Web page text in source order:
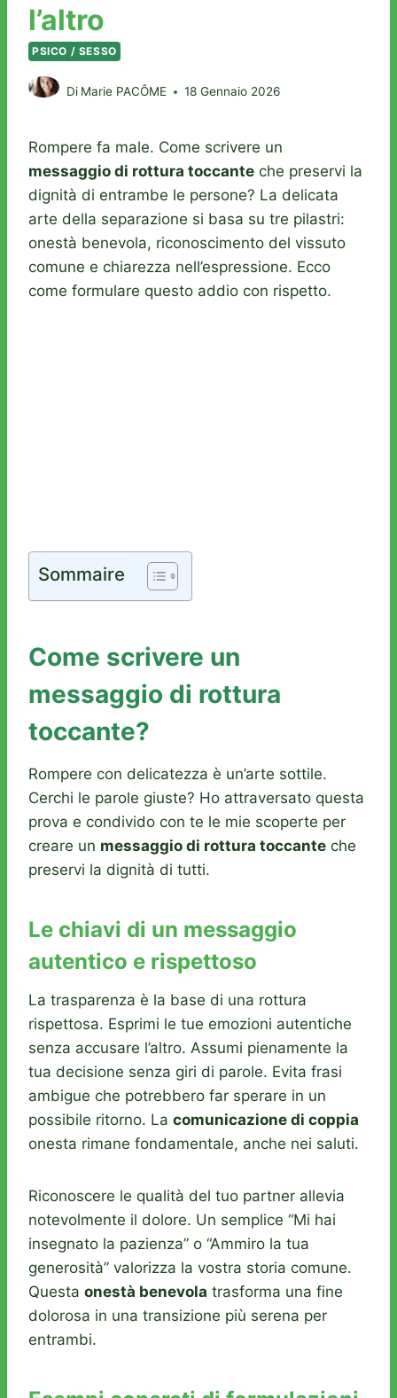
l’altro
PSICO / SESSO
Di Marie PACÔME 18 Gennaio 2026
Rompere fa male. Come scrivere un
messaggio di rottura toccante che preservi la
dignità di entrambe le persone? La delicata
arte della separazione si basa su tre pilastri:
onestà benevola, riconoscimento del vissuto
comune e chiarezza nell’espressione. Ecco
come formulare questo addio con rispetto.
Sommaire
Come scrivere un
messaggio di rottura
toccante?
Rompere con delicatezza è un’arte sottile.
Cerchi le parole giuste? Ho attraversato questa
prova e condivido con te le mie scoperte per
creare un messaggio di rottura toccante che
preservi la dignità di tutti.
Le chiavi di un messaggio
autentico e rispettoso
La trasparenza è la base di una rottura
rispettosa. Esprimi le tue emozioni autentiche
senza accusare l’altro. Assumi pienamente la
tua decisione senza giri di parole. Evita frasi
ambigue che potrebbero far sperare in un
possibile ritorno. La comunicazione di coppia
onesta rimane fondamentale, anche nei saluti.
Riconoscere le qualità del tuo partner allevia
notevolmente il dolore. Un semplice “Mi hai
insegnato la pazienza” o “Ammiro la tua
generosità” valorizza la vostra storia comune.
Questa onestà benevola trasforma una fine
dolorosa in una transizione più serena per
entrambi.